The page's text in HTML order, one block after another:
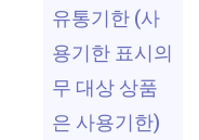
유통기한 (사
용기한 표시의
무 대상 상품
은 사용기한)